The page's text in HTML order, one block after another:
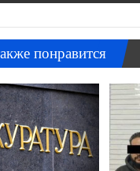
понравится